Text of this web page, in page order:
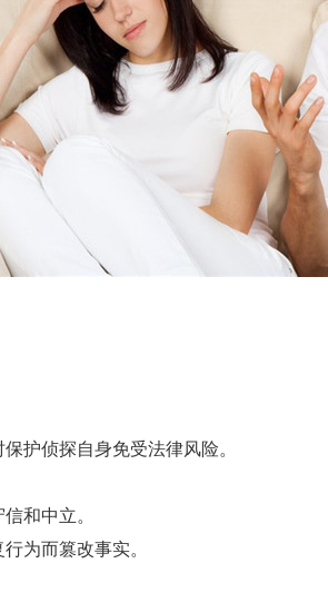
侦探自身免受法律风险。
和中立。
为而篡改事实。